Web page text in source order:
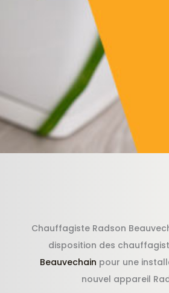
Chauffagiste Radson
disposition des
Beauvechain pour une
nouvel appareil